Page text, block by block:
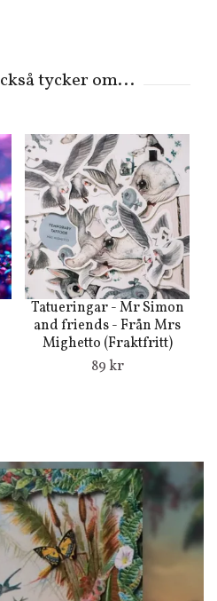
Tatueringar - Mr Simon
and friends - Från Mrs
Mighetto (Fraktfritt)
89 kr